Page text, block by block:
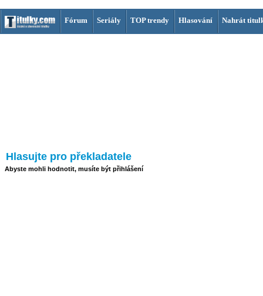
Fórum Seriály TOP trendy Hlasování Nahrát
Hlasujte pro překladatele
Abyste mohli hodnotit, musíte být přihlášení